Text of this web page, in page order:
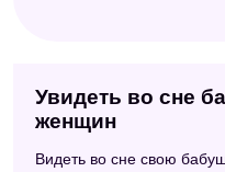
Увидеть во сне
женщин
Видеть во сне свою